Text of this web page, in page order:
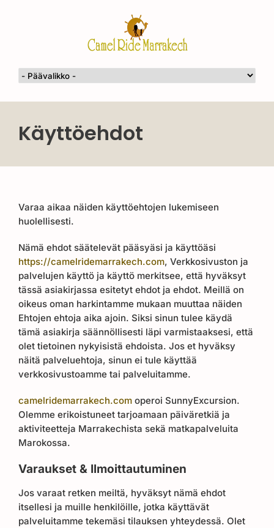
Käyttöehdot
Varaa aikaa näiden käyttöehtojen lukemiseen
huolellisesti.
Nämä ehdot säätelevät pääsyäsi ja käyttöäsi
https://camelridemarrakech.com, Verkkosivuston ja
palvelujen käyttö ja käyttö merkitsee, että hyväksyt
tässä asiakirjassa esitetyt ehdot ja ehdot. Meillä on
oikeus oman harkintamme mukaan muuttaa näiden
Ehtojen ehtoja aika ajoin. Siksi sinun tulee käydä
tämä asiakirja säännöllisesti läpi varmistaaksesi, että
olet tietoinen nykyisistä ehdoista. Jos et hyväksy
näitä palveluehtoja, sinun ei tule käyttää
verkkosivustoamme tai palveluitamme.
camelridemarrakech.com operoi SunnyExcursion.
Olemme erikoistuneet tarjoamaan päiväretkiä ja
aktiviteetteja Marrakechista sekä matkapalveluita
Marokossa.
Varaukset & Ilmoittautuminen
Jos varaat retken meiltä, ​​hyväksyt nämä ehdot
itsellesi ja muille henkilöille, jotka käyttävät
palveluitamme tekemäsi tilauksen yhteydessä. Olet